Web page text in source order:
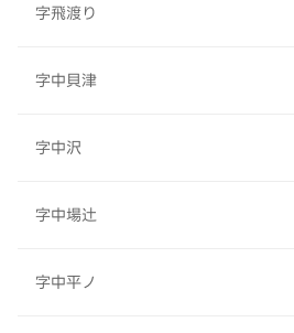
字飛渡り
字中貝津
字中沢
字中場辻
字中平ノ